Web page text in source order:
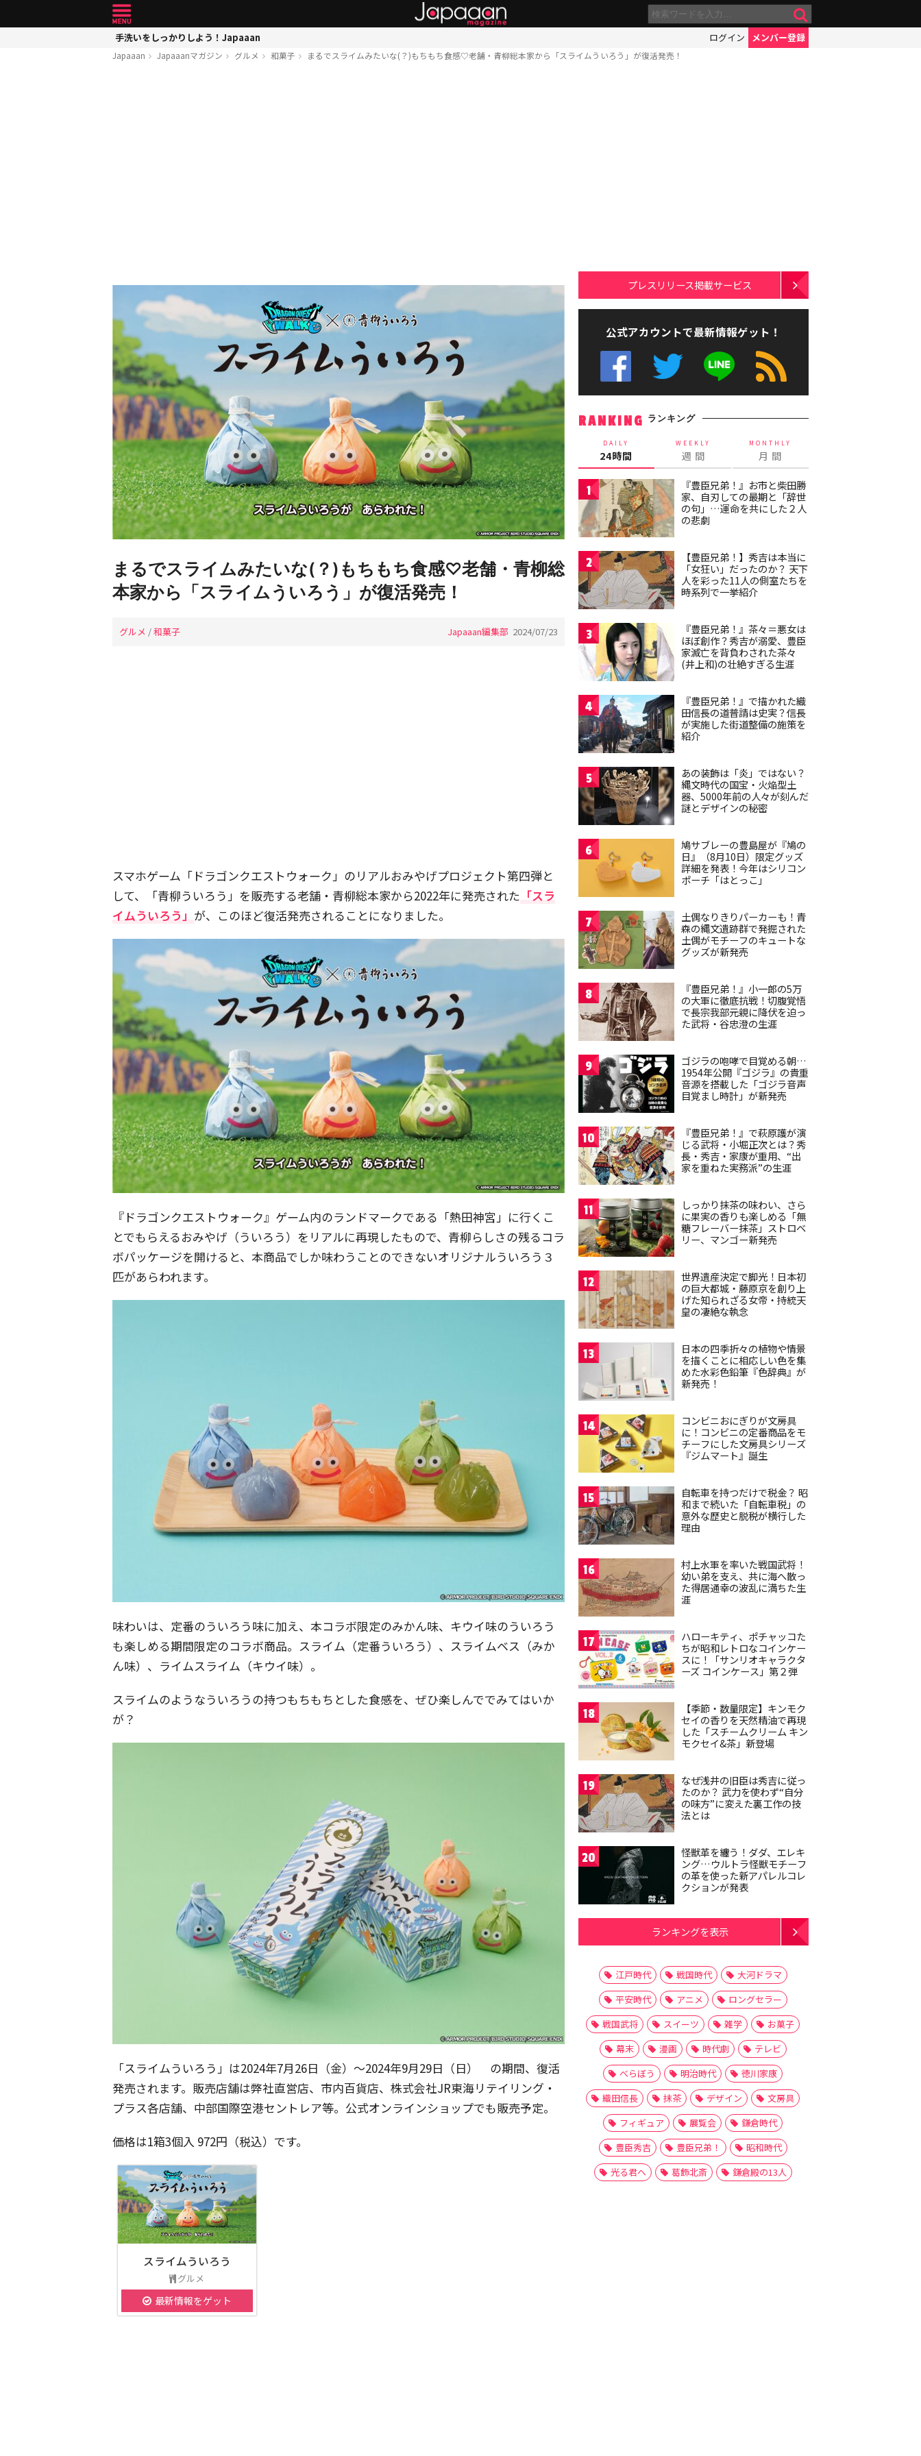
手洗いをしっかりしよう！Japaaan ログイン メンバー登録
Japaaan Japaaanマガジン グルメ 和菓子 まるでスライムみたいな(？)もちもち食感♡老舗・青柳総本家から「スライムういろう」が復活発売！
まるでスライムみたいな(？)もちもち食感♡老舗・青柳総
本家から「スライムういろう」が復活発売！
グルメ /和菓子 Japaaan編集部 2024/07/23
スマホゲーム「ドラゴンクエストウォーク」のリアルおみやげプロジェクト第四弾と
して、「青柳ういろう」を販売する老舗・青柳総本家から2022年に発売された 「スラ
イムういろう」 が、このほど復活発売されることになりました。
『ドラゴンクエストウォーク』ゲーム内のランドマークである「熱田神宮」に行くこ
とでもらえるおみやげ（ういろう）をリアルに再現したもので、青柳らしさの残るコラ
ボパッケージを開けると、本商品でしか味わうことのできないオリジナルういろう３
匹があらわれます。
味わいは、定番のういろう味に加え、本コラボ限定のみかん味、キウイ味のういろう
も楽しめる期間限定のコラボ商品。スライム（定番ういろう）、スライムベス（みか
ん味）、ライムスライム（キウイ味）。
スライムのようなういろうの持つもちもちとした食感を、ぜひ楽しんででみてはいか
が？
「スライムういろう」は2024年7月26日（金）～2024年9月29日（日） の期間、復活
発売されます。販売店舗は弊社直営店、市内百貨店、株式会社JR東海リテイリング・
プラス各店舗、中部国際空港セントレア等。公式オンラインショップでも販売予定。
価格は1箱3個入 972円（税込）です。
スライムういろう
グルメ
最新情報をゲット
プレスリリース掲載サービス
公式アカウントで最新情報ゲット！
RANKING ランキング
DAILY
24時間
WEEKLY
週 間
MONTHLY
月 間
1
『豊臣兄弟！』お市と柴田勝
家、自刃しての最期と「辞世
の句」…運命を共にした２人
の悲劇
2
【豊臣兄弟！】秀吉は本当に
「女狂い」だったのか？ 天下
人を彩った11人の側室たちを
時系列で一挙紹介
3
『豊臣兄弟！』茶々＝悪女は
ほぼ創作？秀吉が溺愛、豊臣
家滅亡を背負わされた茶々
(井上和)の壮絶すぎる生涯
4
『豊臣兄弟！』で描かれた織
田信長の道普請は史実？信長
が実施した街道整備の施策を
紹介
5
あの装飾は「炎」ではない？
縄文時代の国宝・火焔型土
器、5000年前の人々が刻んだ
謎とデザインの秘密
6
鳩サブレーの豊島屋が『鳩の
日』（8月10日）限定グッズ
詳細を発表！今年はシリコン
ポーチ「はとっこ」
7
土偶なりきりパーカーも！青
森の縄文遺跡群で発掘された
土偶がモチーフのキュートな
グッズが新発売
8
『豊臣兄弟！』小一郎の5万
の大軍に徹底抗戦！切腹覚悟
で長宗我部元親に降伏を迫っ
た武将・谷忠澄の生涯
9
ゴジラの咆哮で目覚める朝…
1954年公開『ゴジラ』の貴重
音源を搭載した「ゴジラ音声
目覚まし時計」が新発売
10
『豊臣兄弟！』で萩原護が演
じる武将・小堀正次とは？秀
長・秀吉・家康が重用、“出
家を重ねた実務派”の生涯
11
しっかり抹茶の味わい、さら
に果実の香りも楽しめる「無
糖フレーバー抹茶」ストロベ
リー、マンゴー新発売
12
世界遺産決定で脚光！日本初
の巨大都城・藤原京を創り上
げた知られざる女帝・持統天
皇の凄絶な執念
13
日本の四季折々の植物や情景
を描くことに相応しい色を集
めた水彩色鉛筆『色辞典』が
新発売！
14
コンビニおにぎりが文房具
に！コンビニの定番商品をモ
チーフにした文房具シリーズ
『ジムマート』誕生
15
自転車を持つだけで税金？ 昭
和まで続いた「自転車税」の
意外な歴史と脱税が横行した
理由
16
村上水軍を率いた戦国武将！
幼い弟を支え、共に海へ散っ
た得居通幸の波乱に満ちた生
涯
17
ハローキティ、ポチャッコた
ちが昭和レトロなコインケー
スに！「サンリオキャラクタ
ーズ コインケース」第２弾
18
【季節・数量限定】キンモク
セイの香りを天然精油で再現
した「スチームクリーム キン
モクセイ&茶」新登場
19
なぜ浅井の旧臣は秀吉に従っ
たのか？ 武力を使わず“自分
の味方”に変えた裏工作の技
法とは
20
怪獣革を纏う！ダダ、エレキ
ング…ウルトラ怪獣モチーフ
の革を使った新アパレルコレ
クションが発表
ランキングを表示
江戸時代 戦国時代
大河ドラマ
平安時代
アニメ
ロングセラー
戦国武将
スイーツ 雑学
お菓子
幕末
漫画 時代劇
テレビ
べらぼう
明治時代
徳川家康
織田信長
抹茶 デザイン
文房具
フィギュア
展覧会
鎌倉時代
豊臣秀吉
豊臣兄弟！
昭和時代
光る君へ
葛飾北斎 鎌倉殿の13人